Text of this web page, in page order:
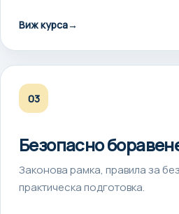
Виж курса→
03
Безопасно
Законова рамка, правила за
практическа подготовка.